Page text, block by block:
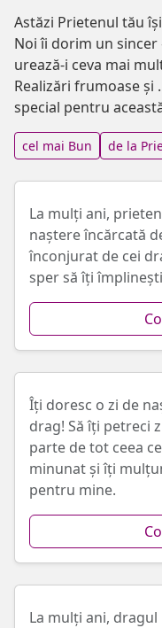
Astăzi Prietenul tău
Noi îi dorim un sincer
urează-i ceva mai
Realizări frumoase și
special pentru
cel mai Bun de la
La mulți ani,
naștere încărcată
înconjurat de cei
sper să îți
Îți doresc o zi de
drag! Să îți petreci
parte de tot ceea
minunat și îți
pentru mine.
La mulți ani,